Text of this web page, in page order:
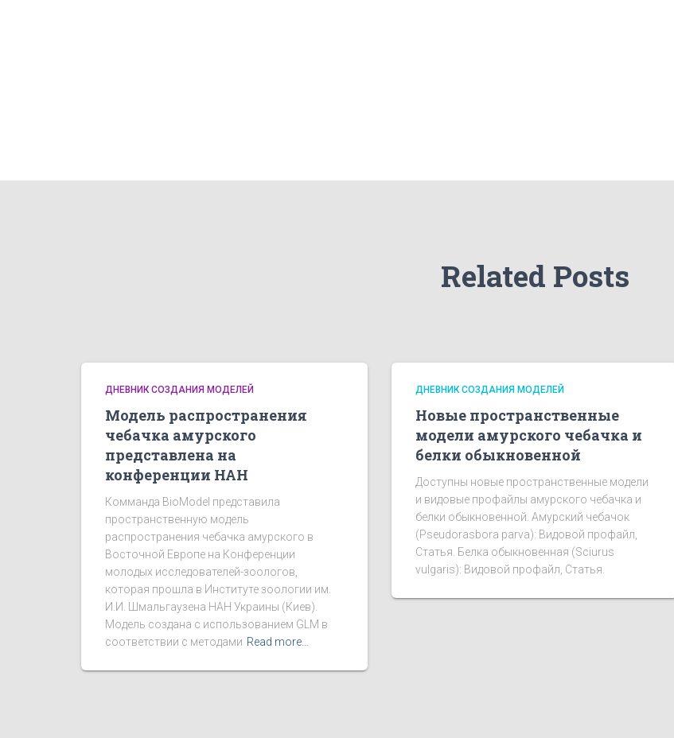
Related Posts
ДНЕВНИК СОЗДАНИЯ МОДЕЛЕЙ
Модель распространения
чебачка амурского
представлена на
конференции НАН
Комманда BioModel представила
пространственную модель
распространения чебачка амурского в
Восточной Европе на Конференции
молодых исследователей-зоологов,
которая прошла в Институте зоологии им.
И.И. Шмальгаузена НАН Украины (Киев).
Модель создана с использованием GLM в
соответствии с методами Read more…
ДНЕВНИК СОЗДАНИЯ МОДЕЛЕЙ
Новые пространственные
модели амурского чебачка и
белки обыкновенной
Доступны новые пространственные модели
и видовые профайлы амурского чебачка и
белки обыкновенной. Амурский чебачок
(Pseudorasbora parva): Видовой профайл,
Статья. Белка обыкновенная (Sciurus
vulgaris): Видовой профайл, Статья.